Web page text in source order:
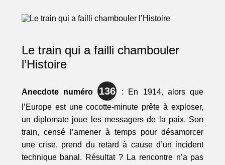
Le train qui a failli chambouler
l’Histoire
Anecdote numéro 136
: En 1914, alors que
l’Europe est une cocotte-minute prête à exploser,
un diplomate joue les messagers de la paix. Son
train, censé l’amener à temps pour désamorcer
une crise, prend du retard à cause d’un incident
technique banal. Résultat ? La rencontre n’a pas